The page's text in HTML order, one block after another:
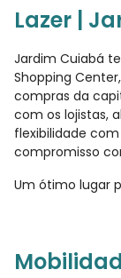
Lazer |
Jardim Cuiabá
Shopping
compras da
com os lojistas,
flexibilidade com
compromisso
Um ótimo lugar